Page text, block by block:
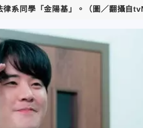
系同學「金陽基」。（圖／翻攝自